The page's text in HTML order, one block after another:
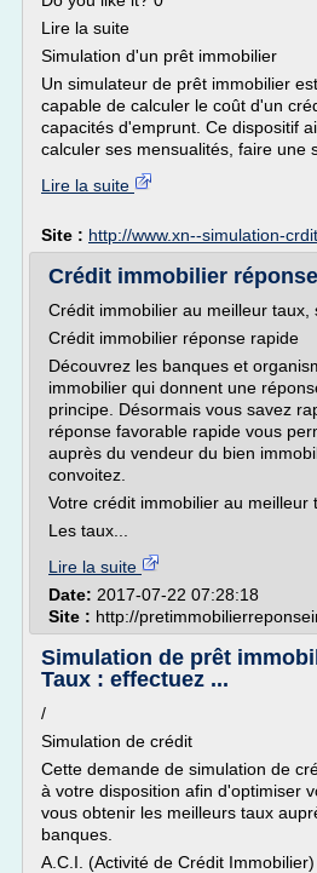
Lire la suite
Simulation d'un prêt immobilier
Un simulateur de prêt immobilier
capable de calculer le coût d'un
capacités d'emprunt. Ce dispositif
calculer ses mensualités, faire une
Lire la suite
Site : http://www.xn--simulation-
Crédit immobilier
Crédit immobilier au meilleur taux,
Crédit immobilier réponse rapide
Découvrez les banques et
immobilier qui donnent une
principe. Désormais vous savez
réponse favorable rapide vous
auprès du vendeur du bien
convoitez.
Votre crédit immobilier au meilleur
Les taux...
Lire la suite
Date: 2017-07-22 07:28:18
Site : http://
Simulation de prêt
Taux : effectuez ...
/
Simulation de crédit
Cette demande de simulation de
à votre disposition afin d'optimiser
vous obtenir les meilleurs taux
banques.
A.C.I. (Activité de Crédit